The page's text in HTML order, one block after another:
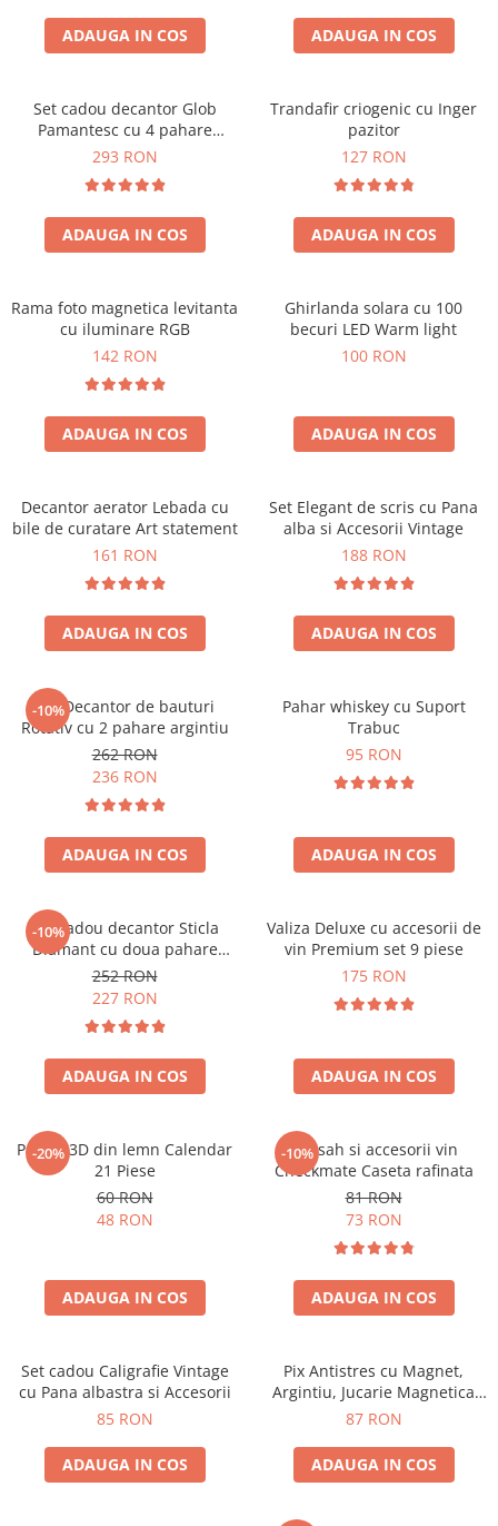
Cadouri Fete
Pentru Copilul din tine
Cadouri de Casa Noua
Cadouri Majorat
Cadouri pentru Nasi
Cadouri pentru Bunici
Cadouri pentru Prieteni
Cel ce are tot
Cadouri Nunta si Cununie civila
Cani si Termosuri
Jocuri si Puzzle
Seturi de caligrafie
Cadouri Sfantul Alexandru
Cadouri Constantin si Elena
Cadouri Sfanta Maria
Cadouri Sfintii Mihail si Gavriil
ADAUGA IN COS ADAUGA IN COS
Set cadou decantor Glob
Pamantesc cu 4 pahare
Deluxe
293 RON
ADAUGA IN COS
Trandafir criogenic cu Inger
pazitor
127 RON
ADAUGA IN COS
Rama foto magnetica levitanta
cu iluminare RGB
142 RON
ADAUGA IN COS
Ghirlanda solara cu 100
becuri LED Warm light
100 RON
ADAUGA IN COS
Decantor aerator Lebada cu
bile de curatare Art statement
161 RON
ADAUGA IN COS
Set Elegant de scris cu Pana
alba si Accesorii Vintage
188 RON
ADAUGA IN COS
-10%
Set Decantor de bauturi
Rotativ cu 2 pahare argintiu
262 RON
236 RON
ADAUGA IN COS
Pahar whiskey cu Suport
Trabuc
95 RON
ADAUGA IN COS
-10%
Set cadou decantor Sticla
Diamant cu doua pahare
Deluxe
252 RON
227 RON
ADAUGA IN COS
Valiza Deluxe cu accesorii de
vin Premium set 9 piese
175 RON
ADAUGA IN COS
-20%
Puzzle 3D din lemn Calendar
21 Piese
60 RON
48 RON
ADAUGA IN COS
-10%
Set sah si accesorii vin
Checkmate Caseta rafinata
81 RON
73 RON
ADAUGA IN COS
Set cadou Caligrafie Vintage
cu Pana albastra si Accesorii
85 RON
ADAUGA IN COS
Pix Antistres cu Magnet,
Argintiu, Jucarie Magnetica
pentru Birou
87 RON
ADAUGA IN COS